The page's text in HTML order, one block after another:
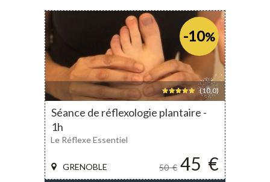
-10%
(10,0)
Séance de réflexologie plantaire -
1h
50€ 45 €
GRENOBLE
Le Réflexe Essentiel